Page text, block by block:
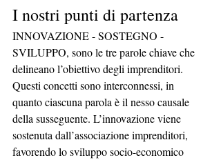
I nostri punti di partenza
INNOVAZIONE - SOSTEGNO -
SVILUPPO, sono le tre parole chiave che
delineano l’obiettivo degli imprenditori.
Questi concetti sono interconnessi, in
quanto ciascuna parola è il nesso causale
della susseguente. L’innovazione viene
sostenuta dall’associazione imprenditori,
favorendo lo sviluppo socio-economico